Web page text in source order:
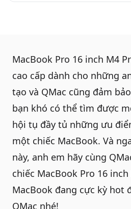
MacBook Pro 16 inch M4
cao cấp dành cho những
tạo và QMac cũng đảm
bạn khó có thể tìm được
hội tụ đầy tủ những ưu
một chiếc MacBook. Và
này, anh em hãy cùng
chiếc MacBook Pro 16
MacBook đang cực kỳ hot
QMac nhé!